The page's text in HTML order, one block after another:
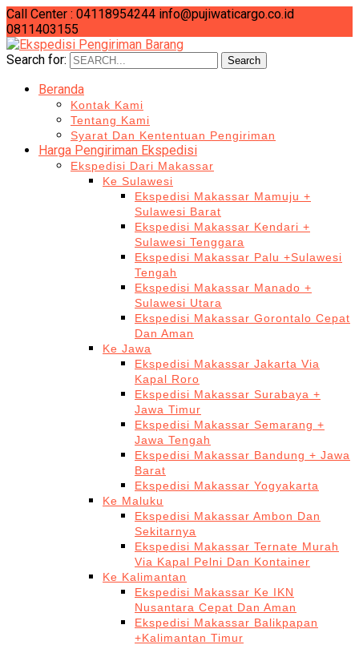
Call Center : 04118954244 info@pujiwaticargo.co.id
0811403155
Search for:
Search
Beranda
Kontak Kami
Tentang Kami
Syarat Dan Kententuan Pengiriman
Harga Pengiriman Ekspedisi
Ekspedisi Dari Makassar
Ke Sulawesi
Ekspedisi Makassar Mamuju +
Sulawesi Barat
Ekspedisi Makassar Kendari +
Sulawesi Tenggara
Ekspedisi Makassar Palu +Sulawesi
Tengah
Ekspedisi Makassar Manado +
Sulawesi Utara
Ekspedisi Makassar Gorontalo Cepat
Dan Aman
Ke Jawa
Ekspedisi Makassar Jakarta Via
Kapal Roro
Ekspedisi Makassar Surabaya +
Jawa Timur
Ekspedisi Makassar Semarang +
Jawa Tengah
Ekspedisi Makassar Bandung + Jawa
Barat
Ekspedisi Makassar Yogyakarta
Ke Maluku
Ekspedisi Makassar Ambon Dan
Sekitarnya
Ekspedisi Makassar Ternate Murah
Via Kapal Pelni Dan Kontainer
Ke Kalimantan
Ekspedisi Makassar Ke IKN
Nusantara Cepat Dan Aman
Ekspedisi Makassar Balikpapan
+Kalimantan Timur